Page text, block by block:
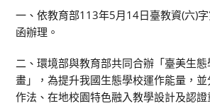
一、依教育部113年5月14日臺教資(六)
函辦理。
二、環境部與教育部共同合辦「臺美生
畫」，為提升我國生態學校運作能量，
作法、在地校園特色融入教學設計及認